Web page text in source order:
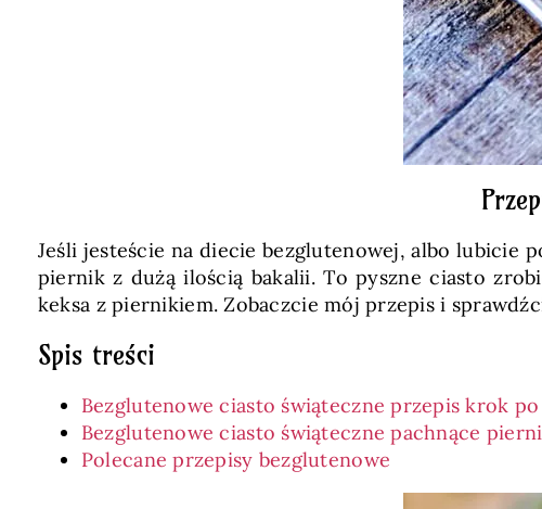
Jeśli jesteście na diecie bezglutenowej, albo
piernik z dużą ilością bakalii. To pyszne ciasto
keksa z piernikiem. Zobaczcie mój przepis i
Spis treści
Bezglutenowe ciasto świąteczne przepis krok
Bezglutenowe ciasto świąteczne pachnące
Polecane przepisy bezglutenowe